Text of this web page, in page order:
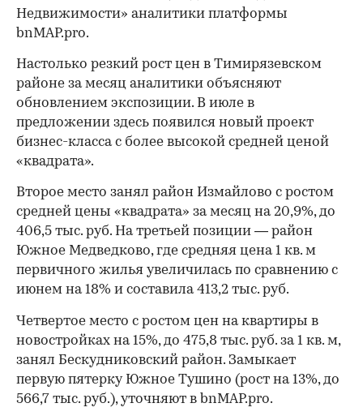
Недвижимости» аналитики платформы
bnMAP.pro.
Настолько резкий рост цен в Тимирязевском
районе за месяц аналитики объясняют
обновлением экспозиции. В июле в
предложении здесь появился новый проект
бизнес-класса с более высокой средней ценой
«квадрата».
Второе место занял район Измайлово с ростом
средней цены «квадрата» за месяц на 20,9%, до
406,5 тыс. руб. На третьей позиции — район
Южное Медведково, где средняя цена 1 кв. м
первичного жилья увеличилась по сравнению с
июнем на 18% и составила 413,2 тыс. руб.
Четвертое место с ростом цен на квартиры в
новостройках на 15%, до 475,8 тыс. руб. за 1 кв. м,
занял Бескудниковский район. Замыкает
первую пятерку Южное Тушино (рост на 13%, до
566,7 тыс. руб.), уточняют в bnMAP.pro.